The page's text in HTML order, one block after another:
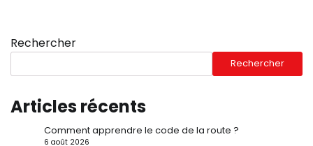
Rechercher
Rechercher
Articles récents
Comment apprendre le code de la route ?
6 août 2026